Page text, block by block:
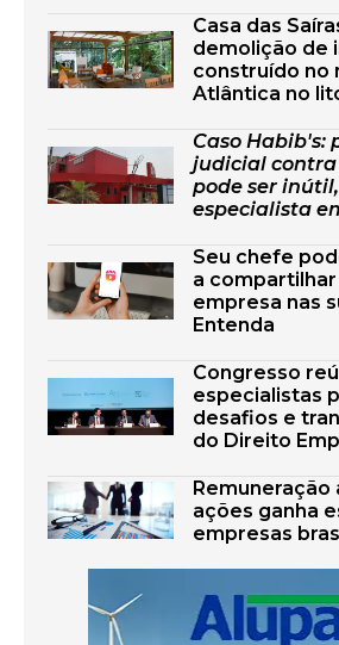
Casa das
demolição de
construído no
Atlântica no
Caso Habib's:
judicial contra
pode ser
especialista
Seu chefe
a
empresa nas
Entenda
Congresso
especialistas
desafios e
do Direito
Remuneração
ações ganha
empresas